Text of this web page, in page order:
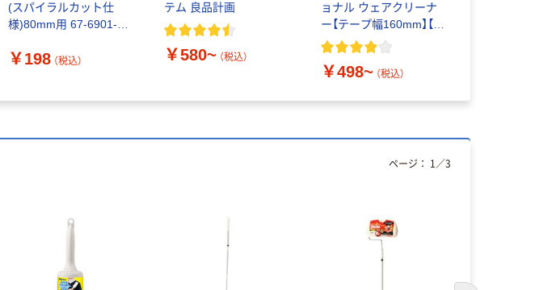
(スパイラルカット仕
様)80mm用 67-6901-31
￥198 （税込）
テム 良品計画
￥580~ （税込）
ョナル ウェアクリーナ
ー【テープ幅160mm】【衣
類用】
￥498~ （税込）
ページ： 1 ／3